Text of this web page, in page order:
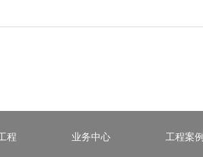
程 业务中心 工程案例